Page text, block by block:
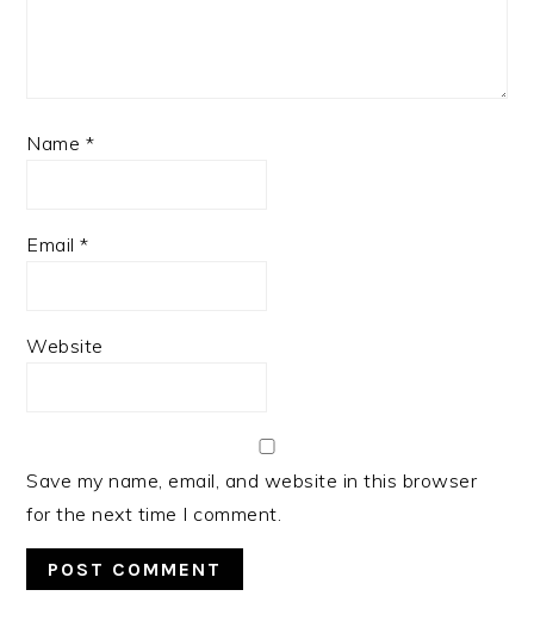
Name *
Email*
Website
Save my name, email, and website in this browser
for the next time I comment.